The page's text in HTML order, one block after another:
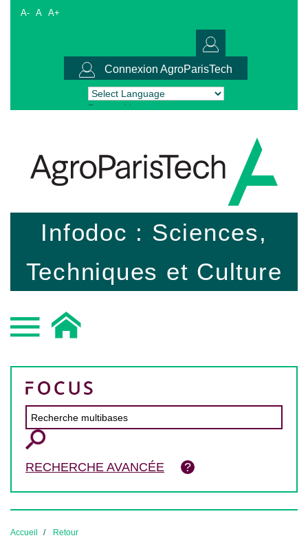
A- A A+
Connexion AgroParisTech
Powered by Translate
Infodoc : Sciences,
Techniques et Culture
RECHERCHE AVANCÉE
Accueil Retour